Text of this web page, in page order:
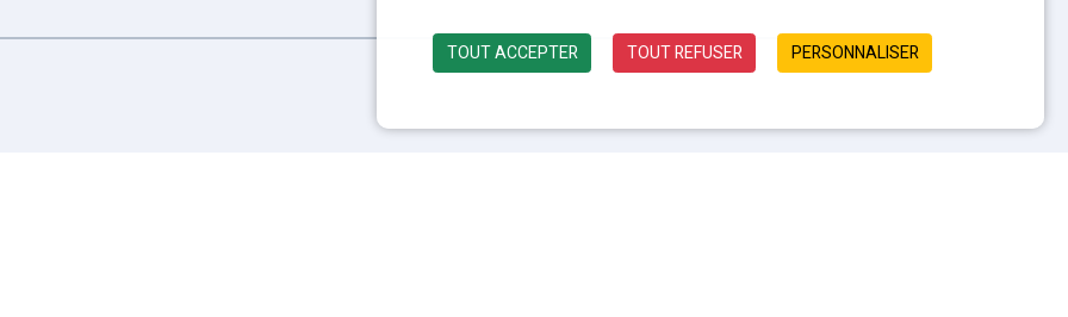
TOUT ACCEPTER TOUT REFUSER PERSONNALISER